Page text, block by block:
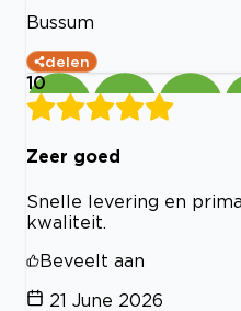
Bussum
delen
10
Zeer goed
Snelle levering en
kwaliteit.
Beveelt aan
21 June 2026